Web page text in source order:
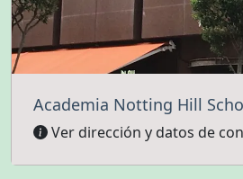
Academia Notting Hill
Ver dirección y datos de